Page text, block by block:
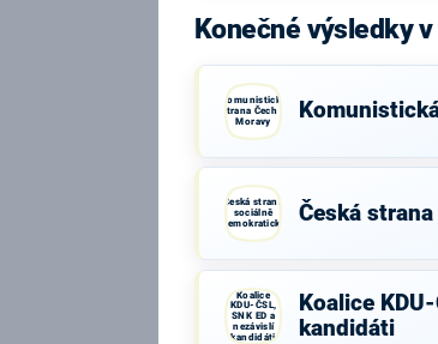
Konečné výsledky
Komunistická
strana Čech a
Moravy
Česká strana
sociálně
demokratická
Česká
Koalice
KDU-ČSL,
SNK ED a
nezávislí
kandidáti
Koalice
kandidáti